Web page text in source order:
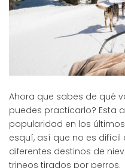
Ahora que sabes de qué
puedes practicarlo? Esta
popularidad en los
esquí, así que no es
diferentes destinos de
trineos tirados por perros.